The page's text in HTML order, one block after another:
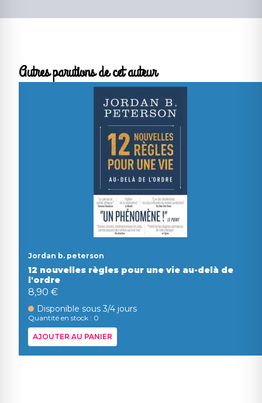
Autres parutions de cet auteur
Jordan b. peterson
12 nouvelles règles pour une vie au-delà de
l'ordre
8,90 €
Disponible sous 3/4 jours
Quantité en stock : 0
AJOUTER AU PANIER